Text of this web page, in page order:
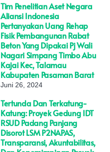
Tim Penelitian Aset Negara
Aliansi Indonesia
Pertanyakan Uang Rehap
Fisik Pembangunan Rabat
Beton Yang Dipakai Pj Wali
Nagari Simpang Timbo Abu
Kajai Kec, Talamau
Kabupaten Pasaman Barat
Juni 26, 2024
Tertunda Dan Terkatung-
Katung: Proyek Gedung IDT
RSUD Padang Panjang
Disorot LSM P2NAPAS,
Transparansi, Akuntabilitas,